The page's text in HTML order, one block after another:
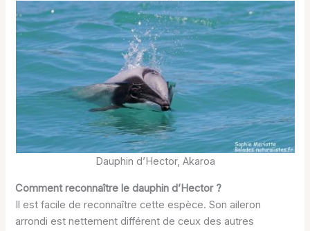
Dauphin d’Hector, Akaroa
Comment reconnaître le dauphin d’Hector ?
Il est facile de reconnaître cette espèce. Son aileron
arrondi est nettement différent de ceux des autres